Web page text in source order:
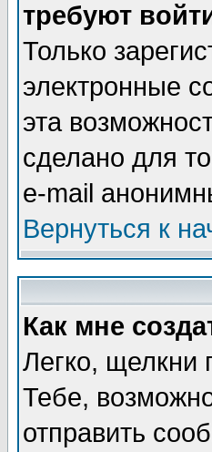
требуют
Только
электронные
эта
сделано для
e-mail
Вернуться к
Как мне
Легко, щелкни
Тебе,
отправить